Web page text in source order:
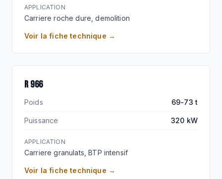
APPLICATION
Carriere roche dure, demolition
Voir la fiche technique →
R 966
Poids 69-73 t
Puissance 320 kW
APPLICATION
Carriere granulats, BTP intensif
Voir la fiche technique →